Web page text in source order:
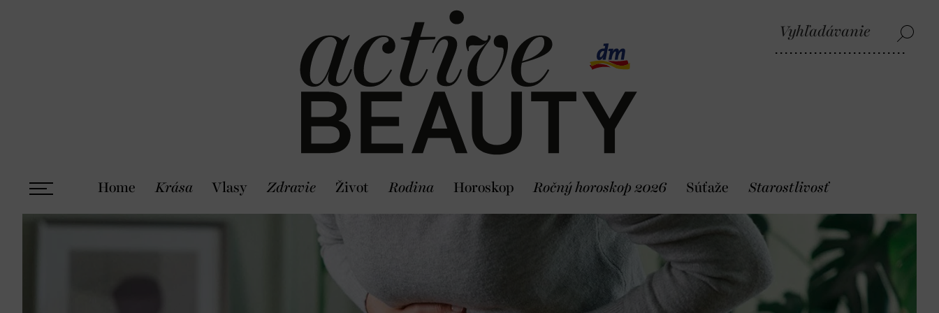
Home Krása Vlasy Zdravie Život Rodina Horoskop Ročný horoskop 2026 Súťaže Starostlivosť